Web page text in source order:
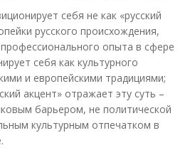
себя не как «русский
русского происхождения,
опыта в сфере
себя как культурного
и европейскими традициями;
акцент» отражает эту суть –
барьером, не политической
культурным отпечатком в